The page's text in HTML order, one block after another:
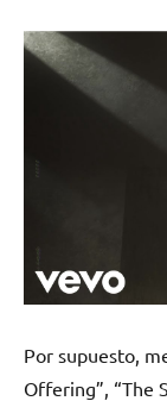
Por supuesto,
Offering”, “The